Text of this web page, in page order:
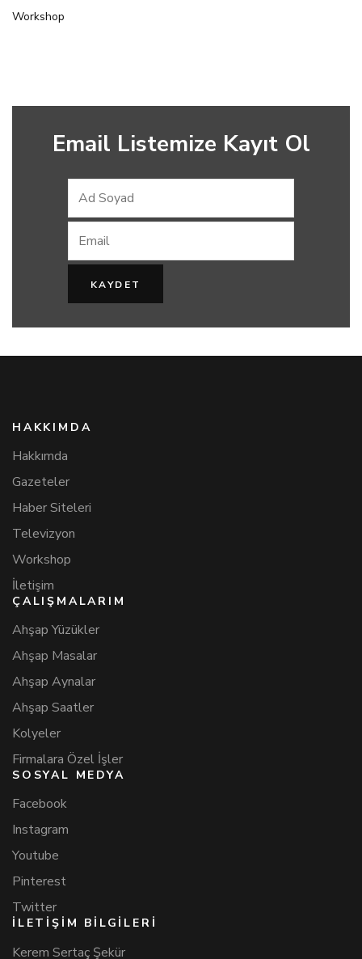
Workshop
Email Listemize Kayıt Ol
HAKKIMDA
Hakkımda
Gazeteler
Haber Siteleri
Televizyon
Workshop
İletişim
ÇALIŞMALARIM
Ahşap Yüzükler
Ahşap Masalar
Ahşap Aynalar
Ahşap Saatler
Kolyeler
Firmalara Özel İşler
SOSYAL MEDYA
Facebook
Instagram
Youtube
Pinterest
Twitter
İLETİŞİM BİLGİLERİ
Kerem Sertaç Şekür